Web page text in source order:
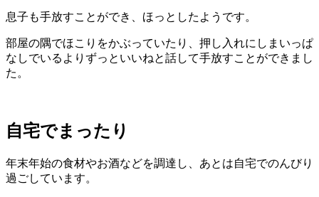
息子も手放すことができ、ほっとしたようです。
部屋の隅でほこりをかぶっていたり、押し入れにしまいっぱ
なしでいるよりずっといいねと話して手放すことができまし
た。
自宅でまったり
年末年始の食材やお酒などを調達し、あとは自宅でのんびり
過ごしています。